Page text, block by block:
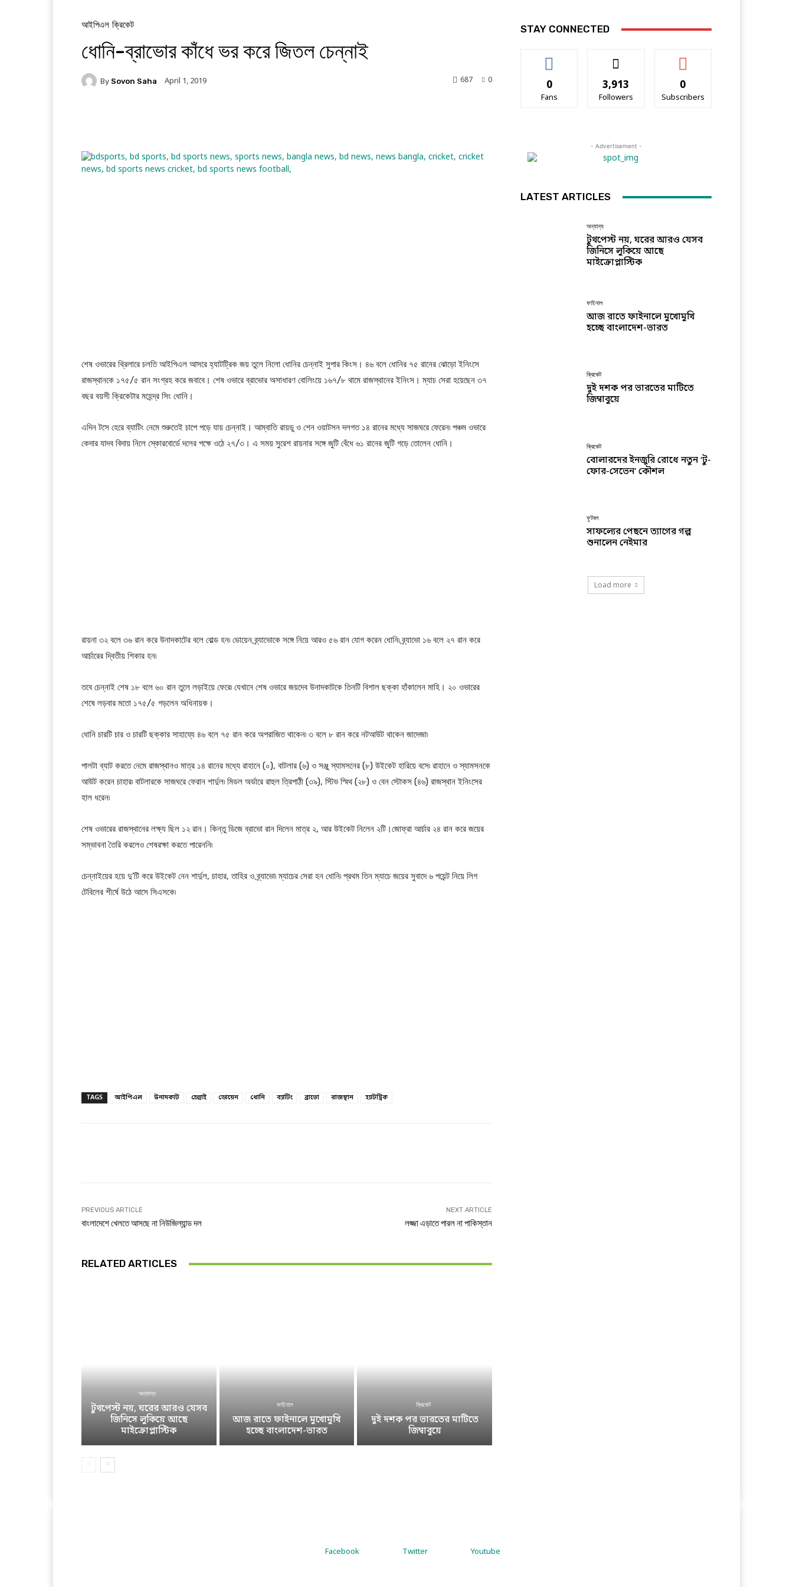
আইপিএল ক্রিকেট
ধোনি-ব্রাভোর কাঁধে ভর করে জিতল চেন্নাই
By Sovon Saha April 1, 2019 0
687
শেষ ওভারের থ্রিলারে চলতি আইপিএল আসরে হ্যাটট্রিক জয় তুলে নিলো ধোনির চেন্নাই সুপার কিংস। ৪৬ বলে ধোনির ৭৫ রানের ঝোড়ো ইনিংসে
রাজস্থানকে ১৭৫/৫ রান সংগ্রহ করে জবাবে। শেষ ওভারে ব্রাভোর অসাধারণ বোলিংয়ে ১৬৭/৮ থামে রাজস্থানের ইনিংস। ম্যাচ সেরা হয়েছেন ৩৭
বছর বয়সী ক্রিকেটার মহেন্দ্র সিং ধোনি।
এদিন টসে হেরে ব্যাটিং নেমে শুরুতেই চাপে পড়ে যায় চেন্নাই। আম্বাতি রায়ডু ও শেন ওয়াটসন দলগত ১৪ রানের মধ্যে সাজঘরে ফেরেন৷ পঞ্চম ওভারে
কেদার যাদব বিদায় নিলে স্কোরবোর্ডে দলের পক্ষে ওঠে ২৭/৩। এ সময় সুরেশ রায়নার সঙ্গে জুটি বেঁধে ৬১ রানের জুটি গড়ে তোলেন ধোনি।
রায়না ৩২ বলে ৩৬ রান করে উনাদকাটের বলে বোল্ড হন৷ ডোয়েন ব্র্যাভোকে সঙ্গে নিয়ে আরও ৫৬ রান যোগ করেন ধোনি৷ ব্র্যাভো ১৬ বলে ২৭ রান করে
আর্চারের দ্বিতীয় শিকার হন৷
তবে চেন্নাই শেষ ১৮ বলে ৬০ রান তুলে লড়াইয়ে ফেরে৷ যেখানে শেষ ওভারে জয়দেব উনাদকাটকে তিনটি বিশাল ছক্কা হাঁকালেন মাহি। ২০ ওভারের
শেষে লড়বার মতো ১৭৫/৫ গড়লেন অধিনায়ক।
ধোনি চারটি চার ও চারটি ছক্কার সাহায্যে ৪৬ বলে ৭৫ রান করে অপরাজিত থাকেন৷ ৩ বলে ৮ রান করে নটআউট থাকেন জাদেজা৷
পালটা ব্যাট করতে নেমে রাজস্থানও মাত্র ১৪ রানের মধ্যে রাহানে (০), বাটলার (৬) ও সঞ্জু স্যামসনের (৮) উইকেট হারিয়ে বসে৷ রাহানে ও স্যামসনকে
আউট করেন চাহার৷ বাটলারকে সাজঘরে ফেরান শার্দুল৷ মিডল অর্ডারে রাহুল ত্রিপাঠী (৩৯), স্টিভ স্মিথ (২৮) ও বেন স্টোকস (৪৬) রাজস্থান ইনিংসের
হাল ধরেন৷
শেষ ওভারের রাজস্থানের লক্ষ্য ছিল ১২ রান। কিন্তু ডিজে ব্রাভো রান দিলেন মাত্র ২, আর উইকেট নিলেন ২টি।জোফ্রা আর্চার ২৪ রান করে জয়ের
সম্ভাবনা তৈরি করলেও শেষরক্ষা করতে পারেননি৷
চেন্নাইয়ের হয়ে দু’টি করে উইকেট নেন শার্দুল, চাহার, তাহির ও ব্র্যাভো৷ ম্যাচের সেরা হন ধোনি৷ প্রথম তিন ম্যাচে জয়ের সুবাদে ৬ পয়েন্ট নিয়ে লিগ
টেবিলের শীর্ষে উঠে আসে সিএসকে৷
TAGS আইপিএল উনাদকাট চেন্নাই ডোয়েন ধোনি ব্যাটিং ব্রাভো রাজস্থান হ্যাটট্রিক
PREVIOUS ARTICLE
বাংলাদেশে খেলতে আসছে না নিউজিল্যান্ড দল
NEXT ARTICLE
লজ্জা এড়াতে পারল না পাকিস্তান
RELATED ARTICLES
অন্যান্য
টুথপেস্ট নয়, ঘরের আরও যেসব
জিনিসে লুকিয়ে আছে
মাইক্রোপ্লাস্টিক
ফাইনাল
আজ রাতে ফাইনালে মুখোমুখি
হচ্ছে বাংলাদেশ-ভারত
ক্রিকেট
দুই দশক পর ভারতের মাটিতে
জিম্বাবুয়ে
STAY CONNECTED
0
Fans
3,913
Followers
0
Subscribers
- Advertisement -
LATEST ARTICLES
অন্যান্য
টুথপেস্ট নয়, ঘরের আরও যেসব
জিনিসে লুকিয়ে আছে
মাইক্রোপ্লাস্টিক
ফাইনাল
আজ রাতে ফাইনালে মুখোমুখি
হচ্ছে বাংলাদেশ-ভারত
ক্রিকেট
দুই দশক পর ভারতের মাটিতে
জিম্বাবুয়ে
ক্রিকেট
বোলারদের ইনজুরি রোধে নতুন ‘টু-
ফোর-সেভেন’ কৌশল
ফুটবল
সাফল্যের পেছনে ত্যাগের গল্প
শুনালেন নেইমার
Load more
Facebook Twitter Youtube